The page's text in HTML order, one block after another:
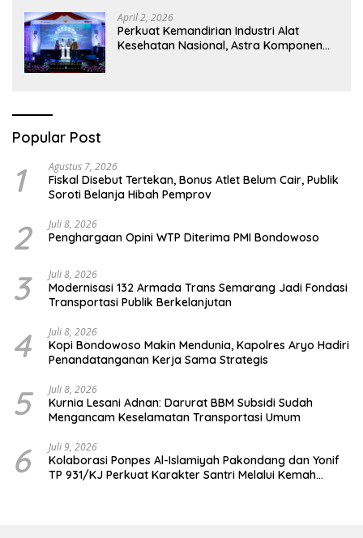
April 2, 2026
Perkuat Kemandirian Industri Alat
Kesehatan Nasional, Astra Komponen
Popular Post
1 Agustus 7, 2026
Fiskal Disebut Tertekan, Bonus Atlet Belum Cair, Publik
Soroti Belanja Hibah Pemprov
2 Juli 8, 2026
Penghargaan Opini WTP Diterima PMI Bondowoso
3 Juli 8, 2026
Modernisasi 132 Armada Trans Semarang Jadi Fondasi
Transportasi Publik Berkelanjutan
4 Juli 8, 2026
Kopi Bondowoso Makin Mendunia, Kapolres Aryo Hadiri
Penandatanganan Kerja Sama Strategis
5 Juli 8, 2026
Kurnia Lesani Adnan: Darurat BBM Subsidi Sudah
Mengancam Keselamatan Transportasi Umum
6 Juli 9, 2026
Kolaborasi Ponpes Al-Islamiyah Pakondang dan Yonif
TP 931/KJ Perkuat Karakter Santri Melalui Kemah